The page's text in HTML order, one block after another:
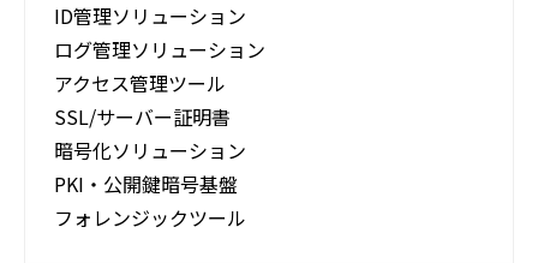
ID管理ソリューション
ログ管理ソリューション
アクセス管理ツール
SSL/サーバー証明書
暗号化ソリューション
PKI・公開鍵暗号基盤
フォレンジックツール